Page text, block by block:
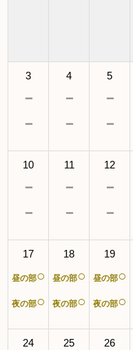
3
－
－
4
－
－
5
－
－
10
－
－
11
－
－
12
－
－
17
昼の部○
夜の部○
18
昼の部○
夜の部○
19
昼の部○
夜の部○
24 25 26